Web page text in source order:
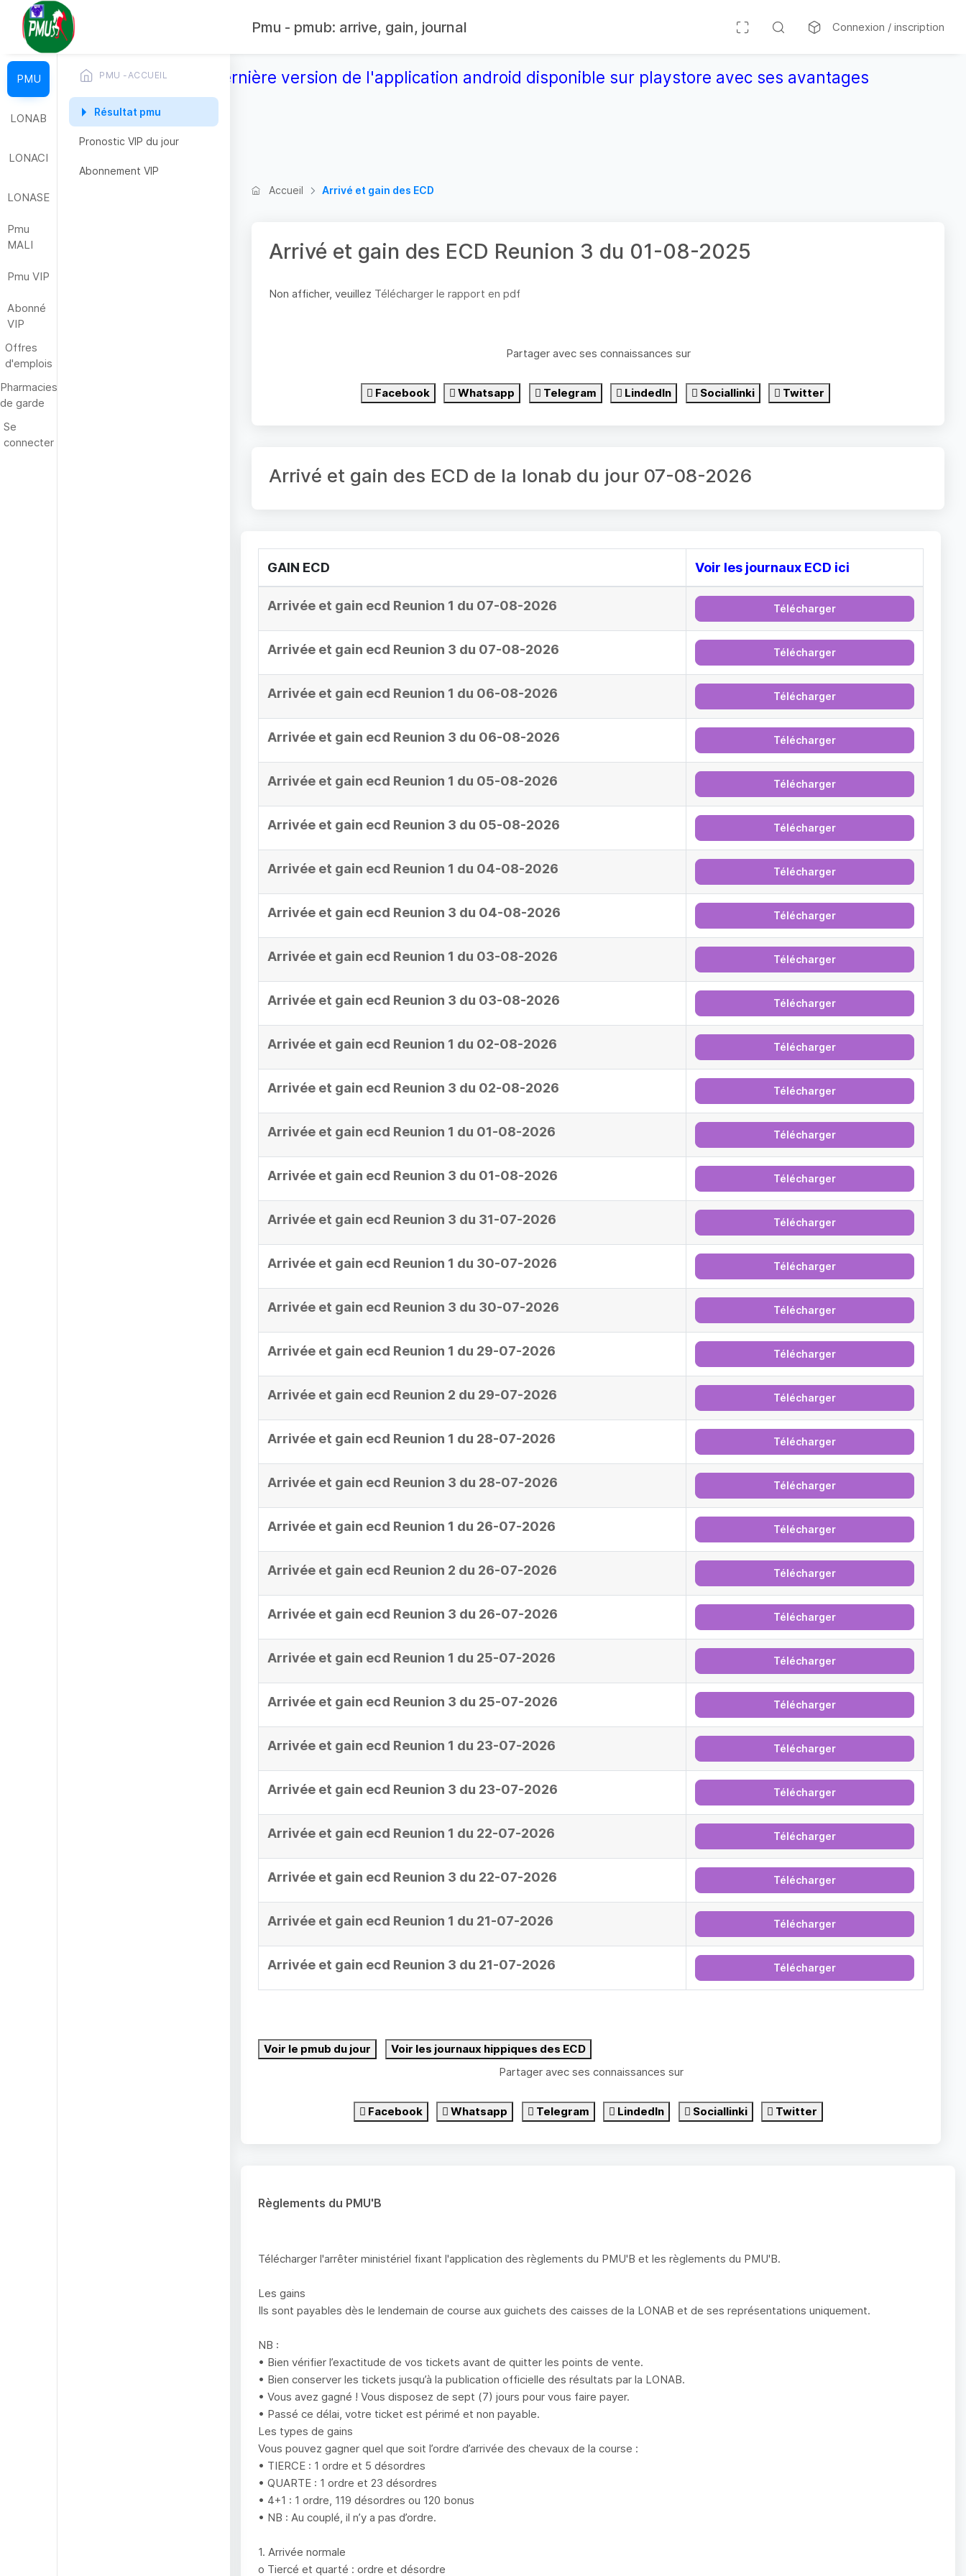
Pmu - pmub: arrive, gain, journal Connexion / inscription
Télécharger la dernière version de l'application android disponible sur playstore avec ses avantages
PMU
LONAB
LONACI
LONASE
Pmu
MALI
Pmu VIP
Abonné
VIP
Offres
d'emplois
Pharmacies
de garde
Se
connecter
PMU -ACCUEIL
Résultat pmu
Pronostic VIP du jour
Abonnement VIP
Accueil
Arrivé et gain des ECD
Arrivé et gain des ECD Reunion 3 du 01-08-2025
Non afficher, veuillez Télécharger le rapport en pdf
Partager avec ses connaissances sur
Facebook Whatsapp Telegram LindedIn Sociallinki Twitter
Arrivé et gain des ECD de la lonab du jour 07-08-2026
GAIN ECD Voir les journaux ECD ici
Arrivée et gain ecd Reunion 1 du 07-08-2026 Télécharger
Arrivée et gain ecd Reunion 3 du 07-08-2026 Télécharger
Arrivée et gain ecd Reunion 1 du 06-08-2026 Télécharger
Arrivée et gain ecd Reunion 3 du 06-08-2026 Télécharger
Arrivée et gain ecd Reunion 1 du 05-08-2026 Télécharger
Arrivée et gain ecd Reunion 3 du 05-08-2026 Télécharger
Arrivée et gain ecd Reunion 1 du 04-08-2026 Télécharger
Arrivée et gain ecd Reunion 3 du 04-08-2026 Télécharger
Arrivée et gain ecd Reunion 1 du 03-08-2026 Télécharger
Arrivée et gain ecd Reunion 3 du 03-08-2026 Télécharger
Arrivée et gain ecd Reunion 1 du 02-08-2026 Télécharger
Arrivée et gain ecd Reunion 3 du 02-08-2026 Télécharger
Arrivée et gain ecd Reunion 1 du 01-08-2026 Télécharger
Arrivée et gain ecd Reunion 3 du 01-08-2026 Télécharger
Arrivée et gain ecd Reunion 3 du 31-07-2026 Télécharger
Arrivée et gain ecd Reunion 1 du 30-07-2026 Télécharger
Arrivée et gain ecd Reunion 3 du 30-07-2026 Télécharger
Arrivée et gain ecd Reunion 1 du 29-07-2026 Télécharger
Arrivée et gain ecd Reunion 2 du 29-07-2026 Télécharger
Arrivée et gain ecd Reunion 1 du 28-07-2026 Télécharger
Arrivée et gain ecd Reunion 3 du 28-07-2026 Télécharger
Arrivée et gain ecd Reunion 1 du 26-07-2026 Télécharger
Arrivée et gain ecd Reunion 2 du 26-07-2026 Télécharger
Arrivée et gain ecd Reunion 3 du 26-07-2026 Télécharger
Arrivée et gain ecd Reunion 1 du 25-07-2026 Télécharger
Arrivée et gain ecd Reunion 3 du 25-07-2026 Télécharger
Arrivée et gain ecd Reunion 1 du 23-07-2026 Télécharger
Arrivée et gain ecd Reunion 3 du 23-07-2026 Télécharger
Arrivée et gain ecd Reunion 1 du 22-07-2026 Télécharger
Arrivée et gain ecd Reunion 3 du 22-07-2026 Télécharger
Arrivée et gain ecd Reunion 1 du 21-07-2026 Télécharger
Arrivée et gain ecd Reunion 3 du 21-07-2026 Télécharger
Voir le pmub du jour
Voir les journaux hippiques des ECD
Partager avec ses connaissances sur
Facebook Whatsapp Telegram LindedIn Sociallinki Twitter
Règlements du PMU'B
Télécharger l'arrêter ministériel fixant l'application des règlements du PMU'B et les règlements du PMU'B.
Les gains
Ils sont payables dès le lendemain de course aux guichets des caisses de la LONAB et de ses représentations uniquement.
NB :
• Bien vérifier l’exactitude de vos tickets avant de quitter les points de vente.
• Bien conserver les tickets jusqu’à la publication officielle des résultats par la LONAB.
• Vous avez gagné ! Vous disposez de sept (7) jours pour vous faire payer.
• Passé ce délai, votre ticket est périmé et non payable.
Les types de gains
Vous pouvez gagner quel que soit l’ordre d’arrivée des chevaux de la course :
• TIERCE : 1 ordre et 5 désordres
• QUARTE : 1 ordre et 23 désordres
• 4+1 : 1 ordre, 119 désordres ou 120 bonus
• NB : Au couplé, il n’y a pas d’ordre.
1. Arrivée normale
o Tiercé et quarté : ordre et désordre